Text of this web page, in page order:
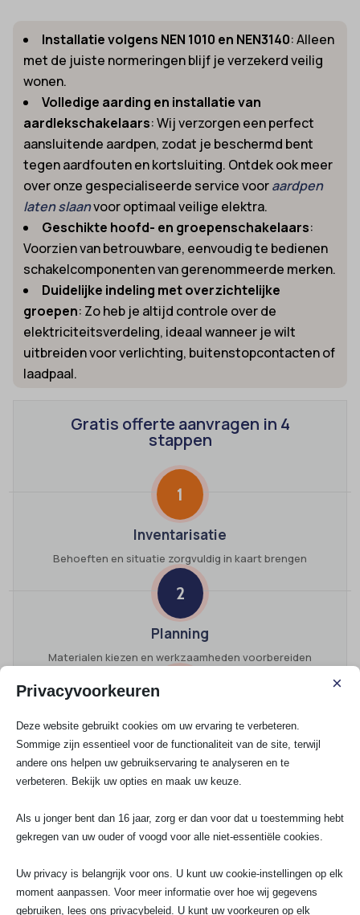
Installatie volgens NEN 1010 en NEN3140: Alleen
met de juiste normeringen blijf je verzekerd veilig
wonen.
Volledige aarding en installatie van
aardlekschakelaars: Wij verzorgen een perfect
aansluitende aardpen, zodat je beschermd bent
tegen aardfouten en kortsluiting. Ontdek ook meer
over onze gespecialiseerde service vooraardpen
laten slaanvoor optimaal veilige elektra.
Geschikte hoofd- en groepenschakelaars:
Voorzien van betrouwbare, eenvoudig te bedienen
schakelcomponenten van gerenommeerde merken.
Duidelijke indeling met overzichtelijke
groepen: Zo heb je altijd controle over de
elektriciteitsverdeling, ideaal wanneer je wilt
uitbreiden voor verlichting, buitenstopcontacten of
laadpaal.
Gratis offerte aanvragen in 4
stappen
1
Inventarisatie
Behoeften en situatie zorgvuldig in kaart brengen
2
Planning
Materialen kiezen en werkzaamheden voorbereiden
Installatie
Vakkundig plaatsen en correct aansluiten
4
Oplevering
Kostenindicatie en slimme keuzes bij
Privacyvoorkeuren ×
Deze website gebruikt cookies om uw ervaring te verbeteren.
Sommige zijn essentieel voor de functionaliteit van de site, terwijl
andere ons helpen uw gebruikservaring te analyseren en te
verbeteren. Bekijk uw opties en maak uw keuze.
Als u jonger bent dan 16 jaar, zorg er dan voor dat u toestemming hebt
gekregen van uw ouder of voogd voor alle niet-essentiële cookies.
Uw privacy is belangrijk voor ons. U kunt uw cookie-instellingen op elk
moment aanpassen. Voor meer informatie over hoe wij gegevens
gebruiken, lees ons privacybeleid. U kunt uw voorkeuren op elk